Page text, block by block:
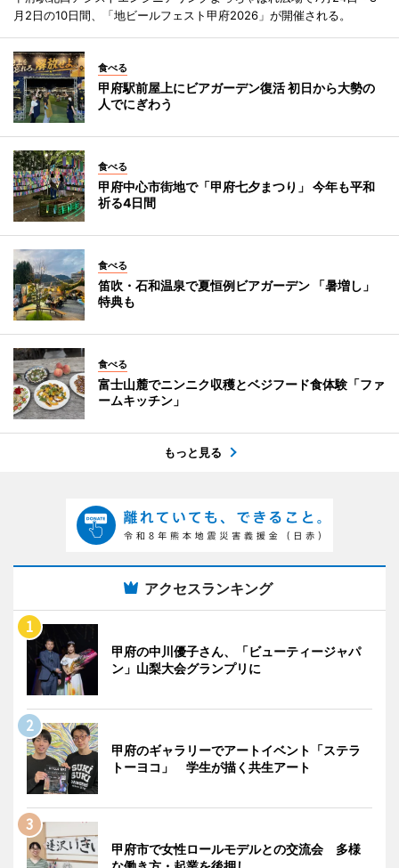
月2日の10日間、「地ビールフェスト甲府2026」が開催される。
食べる
甲府駅前屋上にビアガーデン復活 初日から大勢の
人でにぎわう
食べる
甲府中心市街地で「甲府七夕まつり」 今年も平和
祈る4日間
食べる
笛吹・石和温泉で夏恒例ビアガーデン 「暑増し」
特典も
食べる
富士山麓でニンニク収穫とベジフード食体験「ファ
ームキッチン」
もっと見る
アクセスランキング
甲府の中川優子さん、「ビューティージャパ
ン」山梨大会グランプリに
甲府のギャラリーでアートイベント「ステラ
トーヨコ」 学生が描く共生アート
甲府市で女性ロールモデルとの交流会 多様